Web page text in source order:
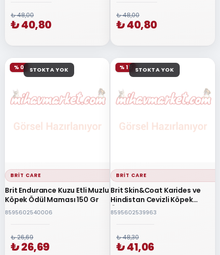
₺ 48,00
₺ 40,80
₺ 48,00
₺ 40,80
STOKTA YOK
BRIT CARE
Brit Endurance Kuzu Etli Muzlu
Köpek Ödül Maması 150 Gr
8595602540006
% 0
₺ 26,69
₺ 26,69
STOKTA YOK
BRIT CARE
Brit Skin&Coat Karides ve
Hindistan Cevizli Köpek
Ödülü 150gr
8595602539963
% 15
₺ 48,30
₺ 41,06